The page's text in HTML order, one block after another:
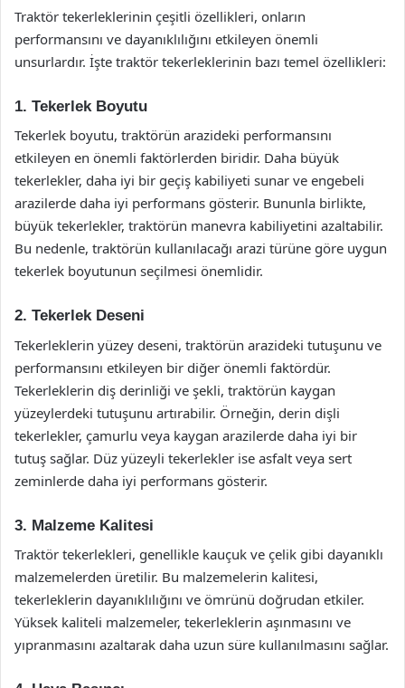
Traktör tekerleklerinin çeşitli özellikleri, onların
performansını ve dayanıklılığını etkileyen önemli
unsurlardır. İşte traktör tekerleklerinin bazı temel özellikleri:
1. Tekerlek Boyutu
Tekerlek boyutu, traktörün arazideki performansını
etkileyen en önemli faktörlerden biridir. Daha büyük
tekerlekler, daha iyi bir geçiş kabiliyeti sunar ve engebeli
arazilerde daha iyi performans gösterir. Bununla birlikte,
büyük tekerlekler, traktörün manevra kabiliyetini azaltabilir.
Bu nedenle, traktörün kullanılacağı arazi türüne göre uygun
tekerlek boyutunun seçilmesi önemlidir.
2. Tekerlek Deseni
Tekerleklerin yüzey deseni, traktörün arazideki tutuşunu ve
performansını etkileyen bir diğer önemli faktördür.
Tekerleklerin diş derinliği ve şekli, traktörün kaygan
yüzeylerdeki tutuşunu artırabilir. Örneğin, derin dişli
tekerlekler, çamurlu veya kaygan arazilerde daha iyi bir
tutuş sağlar. Düz yüzeyli tekerlekler ise asfalt veya sert
zeminlerde daha iyi performans gösterir.
3. Malzeme Kalitesi
Traktör tekerlekleri, genellikle kauçuk ve çelik gibi dayanıklı
malzemelerden üretilir. Bu malzemelerin kalitesi,
tekerleklerin dayanıklılığını ve ömrünü doğrudan etkiler.
Yüksek kaliteli malzemeler, tekerleklerin aşınmasını ve
yıpranmasını azaltarak daha uzun süre kullanılmasını sağlar.